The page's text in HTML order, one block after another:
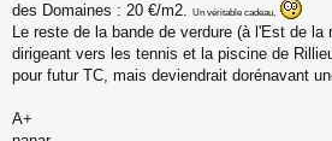
o
l
u
des Domaines : 20 €/m2.
Un véritable cadeau,
Le reste de la bande de verdure (à l'Est de
dirigeant vers les tennis et la piscine de
pour futur TC, mais deviendrait dorénavant
A+